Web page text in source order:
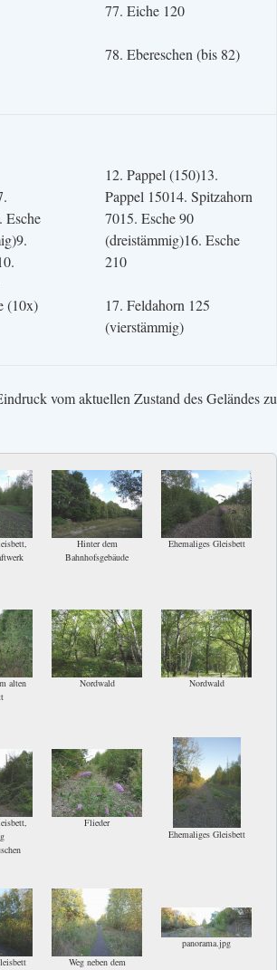
77. Eiche 120
78. Ebereschen (bis 82)
Esche
(10x)
12. Pappel (150)13.
Pappel 15014. Spitzahorn
7015. Esche 90
(dreistämmig)16. Esche
210
17. Feldahorn 125
(vierstämmig)
vom aktuellen Zustand des Geländes zu
Hinter dem
Bahnhofsgebäude
Ehemaliges Gleisbett
alten
Nordwald Nordwald
Flieder
Ehemaliges Gleisbett
Weg neben dem
panorama.jpg